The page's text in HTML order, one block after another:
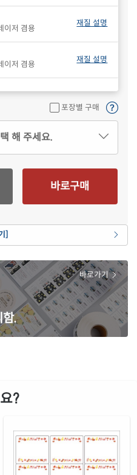
이저 겸용
재질 설명
이저 겸용
재질 설명
재질 설명
이저 겸용
재질 설명
레이저 겸용
재질 설명
재질 설명
이저 겸용
레이저 겸용
재질 설명
, 레이저 겸용
재질 설명
전용
젯
전용
재질 설명
포장별 구매
해 주세요.
바로구매
]
함.
바로가기
?